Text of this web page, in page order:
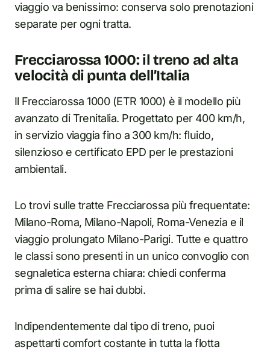
viaggio va benissimo: conserva solo prenotazioni
separate per ogni tratta.
Frecciarossa 1000: il treno ad alta
velocità di punta dell’Italia
Il Frecciarossa 1000 (ETR 1000) è il modello più
avanzato di Trenitalia. Progettato per 400 km/h,
in servizio viaggia fino a 300 km/h: fluido,
silenzioso e certificato EPD per le prestazioni
ambientali.
Lo trovi sulle tratte Frecciarossa più frequentate:
Milano-Roma, Milano-Napoli, Roma-Venezia e il
viaggio prolungato Milano-Parigi. Tutte e quattro
le classi sono presenti in un unico convoglio con
segnaletica esterna chiara: chiedi conferma
prima di salire se hai dubbi.
Indipendentemente dal tipo di treno, puoi
aspettarti comfort costante in tutta la flotta